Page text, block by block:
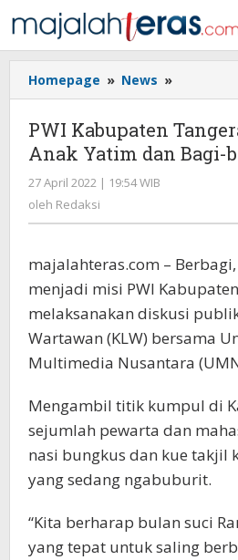
ke
konten
Homepage » News »
Santuni
Anak
PWI Kabupaten
Anak Yatim dan Bagi-
27 April 2022 | 19:54 WIB
oleh Redaksi
majalahteras.com –
menjadi misi PWI
melaksanakan diskusi
Wartawan (KLW) bersama
Multimedia Nusantara
Mengambil titik kumpul di
sejumlah pewarta dan
nasi bungkus dan kue takjil
yang sedang ngabuburit.
“Kita berharap bulan suci
yang tepat untuk saling